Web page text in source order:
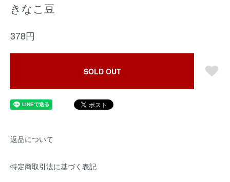
きなこ豆
378円
SOLD OUT
返品について
特定商取引法に基づく表記